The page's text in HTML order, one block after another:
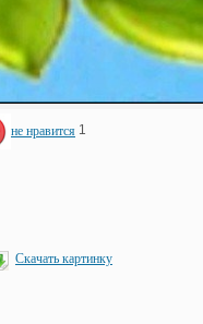
не нравится 1
Скачать картинку